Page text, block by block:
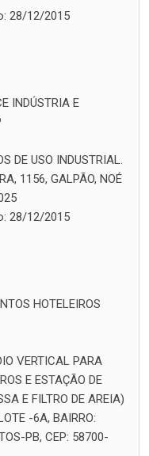
28/12/2015
INDÚSTRIA E
DE USO INDUSTRIAL.
1156, GALPÃO, NOÉ
28/12/2015
HOTELEIROS
VERTICAL PARA
E ESTAÇÃO DE
E FILTRO DE AREIA)
-6A, BAIRRO:
PB, CEP: 58700-